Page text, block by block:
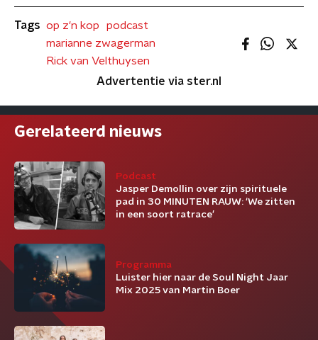
Tags op z'n kop
podcast
marianne zwagerman
Rick van Velthuysen
Advertentie via ster.nl
Gerelateerd nieuws
Podcast
Jasper Demollin over zijn spirituele
pad in 30 MINUTEN RAUW: ‘We zitten
in een soort ratrace’
Programma
Luister hier naar de Soul Night Jaar
Mix 2025 van Martin Boer